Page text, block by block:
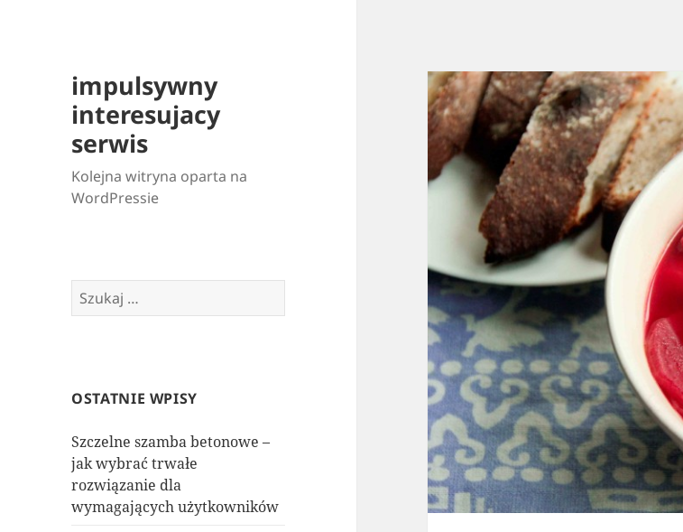
impulsywny
interesujacy
serwis
Kolejna witryna oparta na
WordPressie
Szukaj:
OSTATNIE WPISY
Szczelne szamba betonowe –
jak wybrać trwałe
rozwiązanie dla
wymagających użytkowników